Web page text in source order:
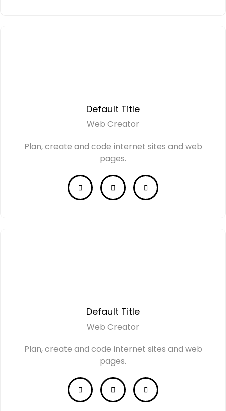
Default Title
Web Creator
Plan, create and code internet sites and web
pages.
Default Title
Web Creator
Plan, create and code internet sites and web
pages.